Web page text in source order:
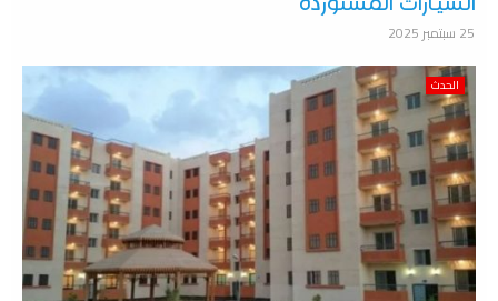
السيارات المستوردة
25 سبتمبر 2025
الحدث